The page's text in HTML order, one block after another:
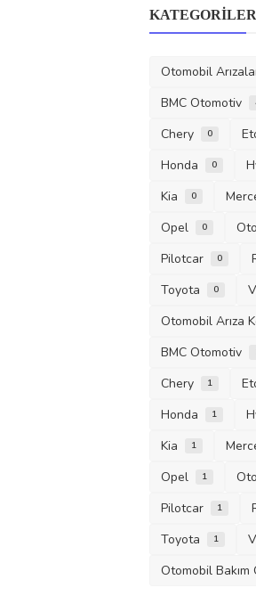
KATEGORILER
Otomobil
BMC Otomotiv
Chery 0
Honda 0
Kia 0
Opel 0
Pilotcar 0
Toyota 0
Otomobil Arıza
BMC Otomotiv
Chery 1
Honda 1
Kia 1
Opel 1
Pilotcar 1
Toyota 1
Otomobil Bakım